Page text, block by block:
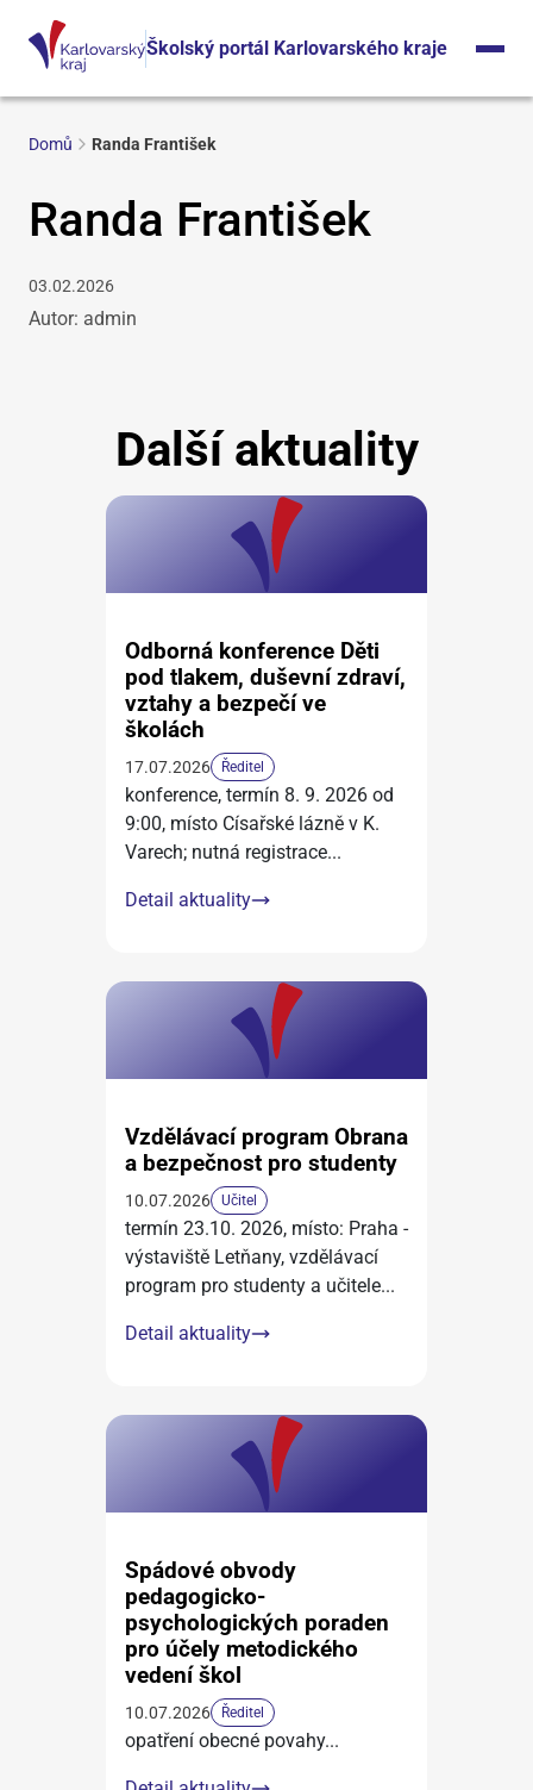
Školský portál Karlovarského kraje
Domů Randa František
Randa František
03.02.2026
Autor: admin
Další aktuality
Odborná konference Děti
pod tlakem, duševní zdraví,
vztahy a bezpečí ve
školách
17.07.2026 Ředitel
konference, termín 8. 9. 2026 od
9:00, místo Císařské lázně v K.
Varech; nutná registrace...
Detail aktuality
Vzdělávací program Obrana
a bezpečnost pro studenty
10.07.2026 Učitel
termín 23.10. 2026, místo: Praha -
výstaviště Letňany, vzdělávací
program pro studenty a učitele...
Detail aktuality
Spádové obvody
pedagogicko-
psychologických poraden
pro účely metodického
vedení škol
10.07.2026 Ředitel
opatření obecné povahy...